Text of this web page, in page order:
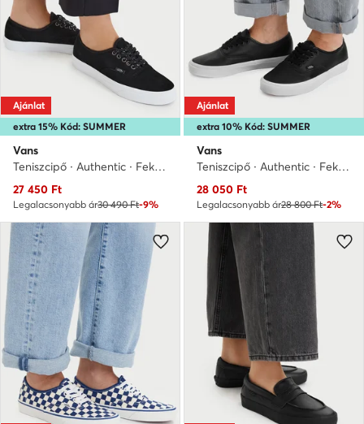
extra 15% Kód: SUMMER
Ajánlat
Vans
Teniszcipő · Authentic · Fekete
Aktuális ár
27 450 Ft
Legalacsonyabb ár30 490 Ft-9%
extra 10% Kód: SUMMER
Ajánlat
Vans
Teniszcipő · Authentic · Fekete
Aktuális ár
28 050 Ft
Legalacsonyabb ár28 800 Ft-2%